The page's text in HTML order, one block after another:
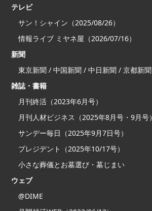
テレビ
サン！シャイン（2025/08/26）
情報ライブ ミヤネ屋（2026/07/16）
新聞
東京新聞 / 中国新聞 / 中日新聞 / 京都新聞
雑誌・書籍
月刊終活（2023年6月号）
月刊人材ビジネス（2025年8月号・9月号）
サンデー毎日（2025年9月7日号）
プレジデント（2025年10/17号）
小さな葬儀とお墓選び・墓じまい
ウェブ
@DIME